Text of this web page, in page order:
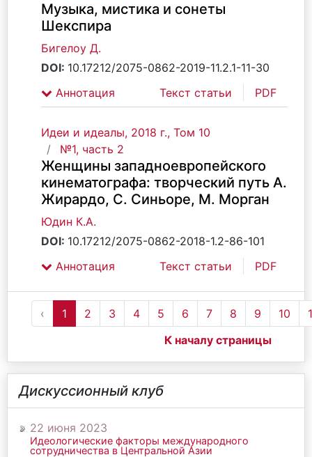
Музыка, мистика и сонеты
Шекспира
Бигелоу Д.
DOI: 10.17212/2075-0862-2019-11.2.1-11-30
Аннотация
Текст статьи PDF
Идеи и идеалы, 2018 г., Том 10
№1, часть 2
Женщины западноевропейского
кинематографа: творческий путь А.
Жирардо, С. Синьоре, М. Морган
Юдин К.А.
DOI: 10.17212/2075-0862-2018-1.2-86-101
Аннотация
Текст статьи PDF
‹ 1 2 3 4 5 6 7 8 9 10
К началу страницы
Дискуссионный клуб
22 июня 2023
Идеологические факторы международного
сотрудничества в Центральной Азии